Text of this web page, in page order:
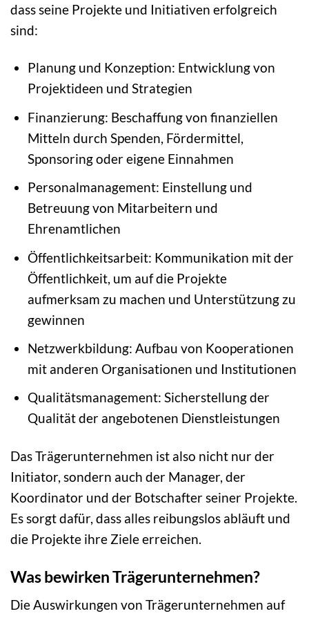
dass seine Projekte und Initiativen erfolgreich
sind:
Planung und Konzeption: Entwicklung von
Projektideen und Strategien
Finanzierung: Beschaffung von finanziellen
Mitteln durch Spenden, Fördermittel,
Sponsoring oder eigene Einnahmen
Personalmanagement: Einstellung und
Betreuung von Mitarbeitern und
Ehrenamtlichen
Öffentlichkeitsarbeit: Kommunikation mit der
Öffentlichkeit, um auf die Projekte
aufmerksam zu machen und Unterstützung zu
gewinnen
Netzwerkbildung: Aufbau von Kooperationen
mit anderen Organisationen und Institutionen
Qualitätsmanagement: Sicherstellung der
Qualität der angebotenen Dienstleistungen
Das Trägerunternehmen ist also nicht nur der
Initiator, sondern auch der Manager, der
Koordinator und der Botschafter seiner Projekte.
Es sorgt dafür, dass alles reibungslos abläuft und
die Projekte ihre Ziele erreichen.
Was bewirken Trägerunternehmen?
Die Auswirkungen von Trägerunternehmen auf